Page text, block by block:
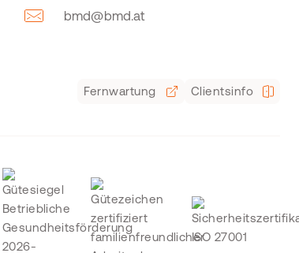
bmd@bmd.at
Fernwartung Clientsinfo